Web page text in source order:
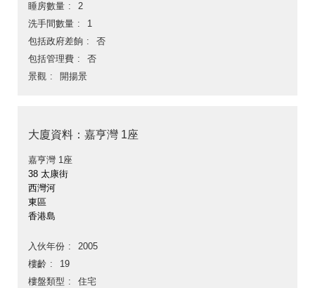
睡房數量
2
洗手間數量
1
包括政府差餉
否
包括管理費
否
景觀
開揚景
大廈資料：嘉亨灣 1座
嘉亨灣 1座
38 太康街
西灣河
東區
香港島
入伙年份
2005
樓齡
19
樓盤類型
住宅